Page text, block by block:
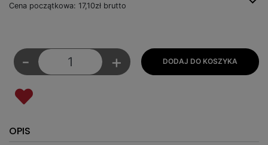
Cena początkowa: 17,10zł brutto
- +
OPIS